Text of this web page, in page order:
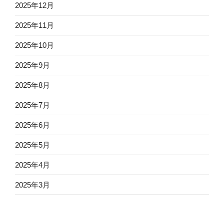
2025年12月
2025年11月
2025年10月
2025年9月
2025年8月
2025年7月
2025年6月
2025年5月
2025年4月
2025年3月